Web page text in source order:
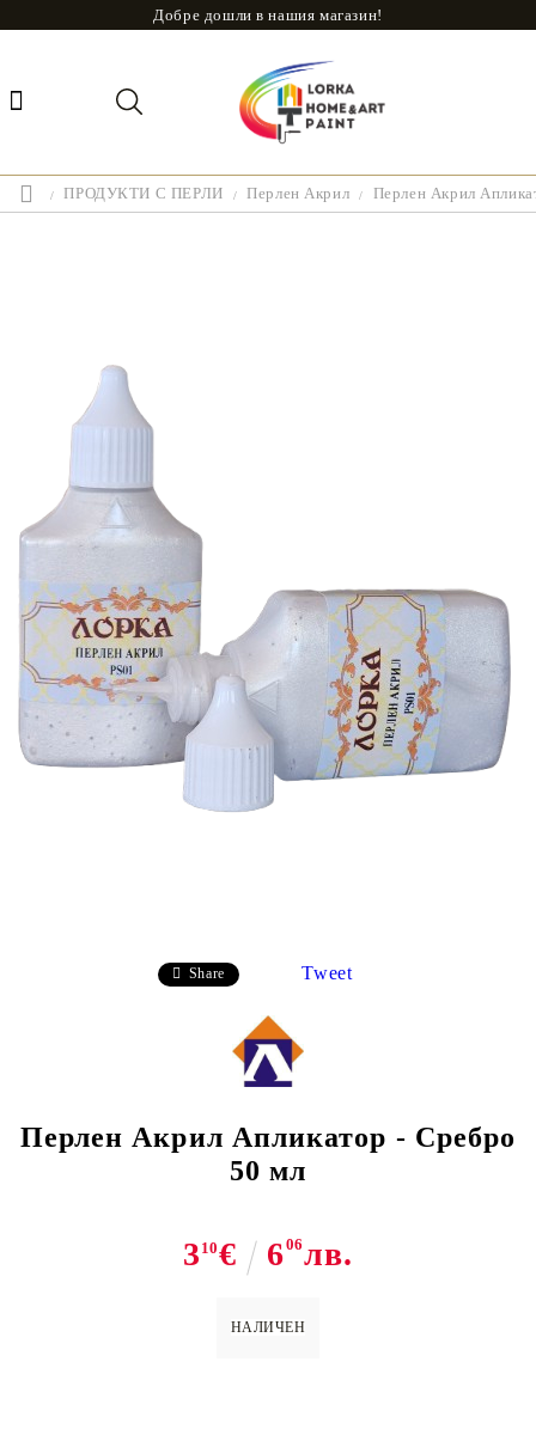
Добре дошли в нашия магазин!
ПРОДУКТИ С ПЕРЛИ Перлен Акрил Перлен Акрил
Share Tweet
Перлен Акрил Апликатор - Сребро
50 мл
3 10€ 606лв.
НАЛИЧЕН